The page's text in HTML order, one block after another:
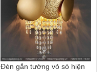
Đèn gắn tường vỏ sò hiện